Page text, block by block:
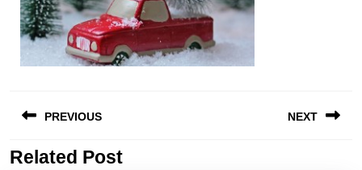
稿
ナ
PREVIOUS
Previous
NEXT
Related Post